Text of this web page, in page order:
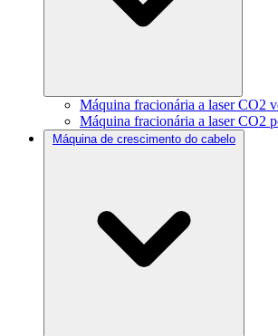
Máquina fracionária a laser CO2
Máquina fracionária a laser CO2
Máquina de crescimento do cabelo